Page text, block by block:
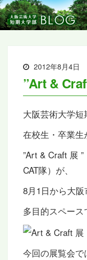
2012年8月4日
”Art &
大阪芸術大学
在校生・卒業生
”Art & Craft 展
CAT隊）が、
8月1日から大
多目的スペース
今回の展覧会